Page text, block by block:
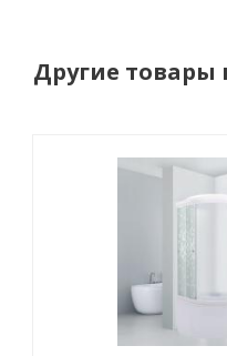
Другие товары